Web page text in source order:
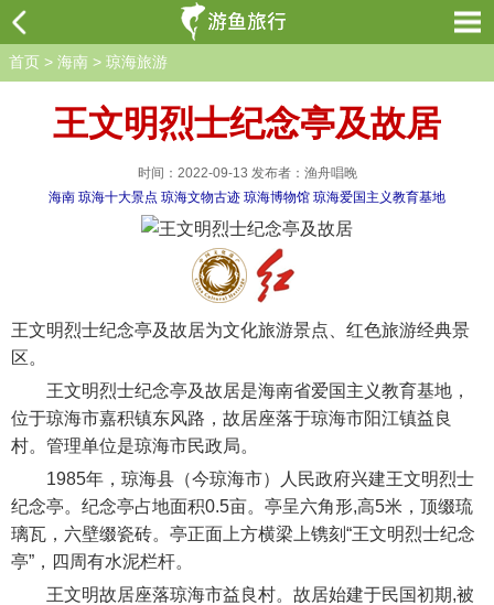
首页 > 海南 > 琼海旅游
王文明烈士纪念亭及故居
时间：2022-09-13 发布者：渔舟唱晚
海南 琼海十大景点 琼海文物古迹 琼海博物馆 琼海爱国主义教育基地
王文明烈士纪念亭及故居为文化旅游景点、红色旅游经典景
区。
王文明烈士纪念亭及故居是海南省爱国主义教育基地，
位于琼海市嘉积镇东风路，故居座落于琼海市阳江镇益良
村。管理单位是琼海市民政局。
1985年，琼海县（今琼海市）人民政府兴建王文明烈士
纪念亭。纪念亭占地面积0.5亩。亭呈六角形,高5米，顶缀琉
璃瓦，六壁缀瓷砖。亭正面上方横梁上镌刻“王文明烈士纪念
亭”，四周有水泥栏杆。
王文明故居座落琼海市益良村。故居始建于民国初期,被